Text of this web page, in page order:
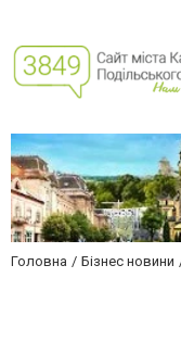
Головна Бізнес новини